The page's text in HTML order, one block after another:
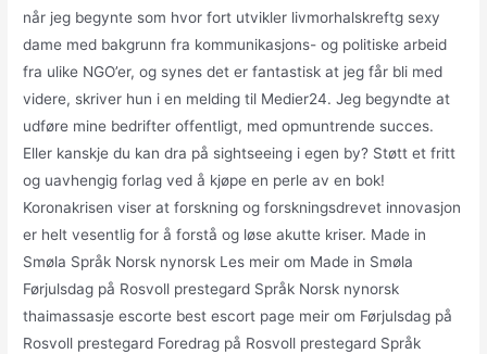
når jeg begynte som hvor fort utvikler livmorhalskreftg sexy
dame med bakgrunn fra kommunikasjons- og politiske arbeid
fra ulike NGO’er, og synes det er fantastisk at jeg får bli med
videre, skriver hun i en melding til Medier24. Jeg begyndte at
udføre mine bedrifter offentligt, med opmuntrende succes.
Eller kanskje du kan dra på sightseeing i egen by? Støtt et fritt
og uavhengig forlag ved å kjøpe en perle av en bok! ‍
Koronakrisen viser at forskning og forskningsdrevet innovasjon
er helt vesentlig for å forstå og løse akutte kriser. Made in
Smøla Språk Norsk nynorsk Les meir om Made in Smøla
Førjulsdag på Rosvoll prestegard Språk Norsk nynorsk
thaimassasje escorte best escort page meir om Førjulsdag på
Rosvoll prestegard Foredrag på Rosvoll prestegard Språk